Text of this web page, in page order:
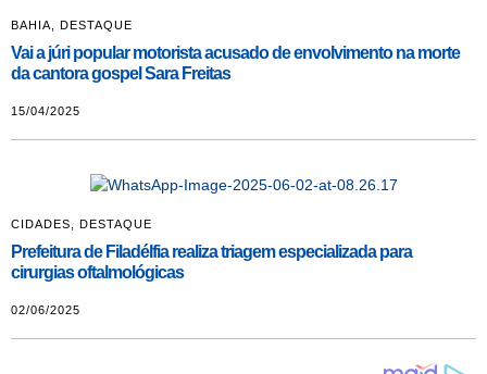
BAHIA DESTAQUE
Vai a júri popular motorista acusado de envolvimento na morte
da cantora gospel Sara Freitas
15/04/2025
CIDADES DESTAQUE
Prefeitura de Filadélfia realiza triagem especializada para
cirurgias oftalmológicas
02/06/2025